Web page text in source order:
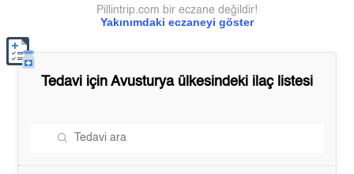
Yakınımdaki eczaneyi göster
Pillintrip.com bir eczane değildir!
Tedavi için Avusturyaülkesindeki ilaç listesi